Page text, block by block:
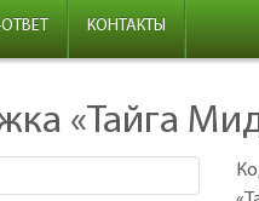
КОНТАКТЫ
«Тайга